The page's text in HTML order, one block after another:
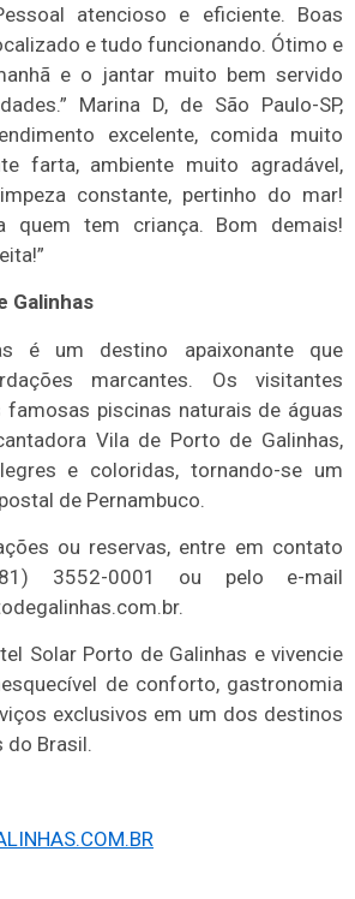
atencioso e eficiente. Boas
e tudo funcionando. Ótimo e
e o jantar muito bem servido
Marina D, de São Paulo-SP,
excelente, comida muito
farta, ambiente muito agradável,
constante, pertinho do mar!
quem tem criança. Bom demais!
Galinhas
é um destino apaixonante que
marcantes. Os visitantes
famosas piscinas naturais de águas
Vila de Porto de Galinhas,
e coloridas, tornando-se um
de Pernambuco.
ou reservas, entre em contato
3552-0001 ou pelo e-mail
Solar Porto de Galinhas e vivencie
de conforto, gastronomia
exclusivos em um dos destinos
do Brasil.